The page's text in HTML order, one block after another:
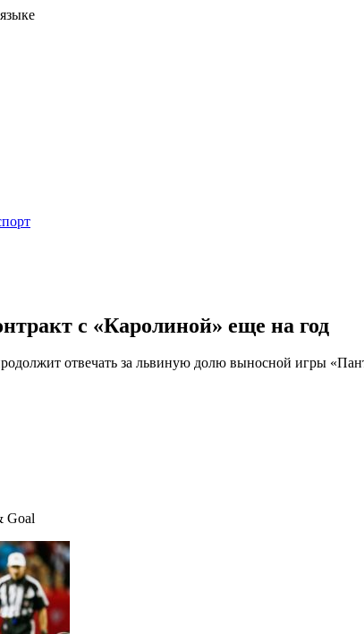
с «Каролиной» еще на год
отвечать за львиную долю выносной игры
Goal